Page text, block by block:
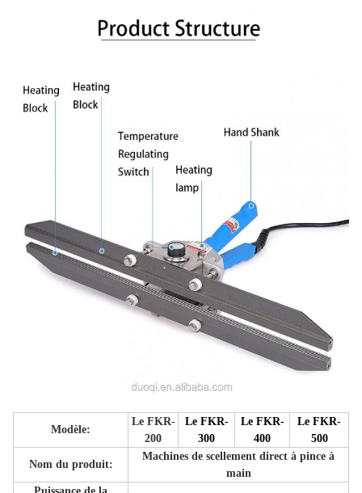
Modèle:
Le FKR-
200
Le FKR-
300
Le FKR-
400
Le FKR-
500
Nom du produit:
Machines de scellement direct à pince à
main